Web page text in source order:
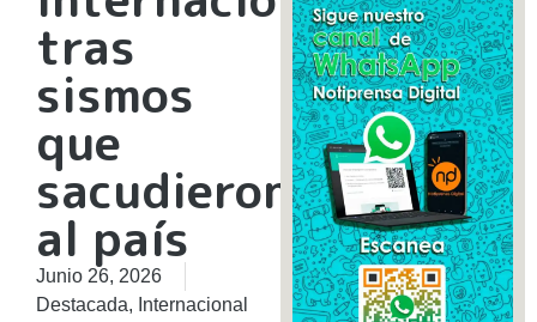
tras
sismos
que
sacudieron
al país
Junio 26, 2026
Destacada, Internacional